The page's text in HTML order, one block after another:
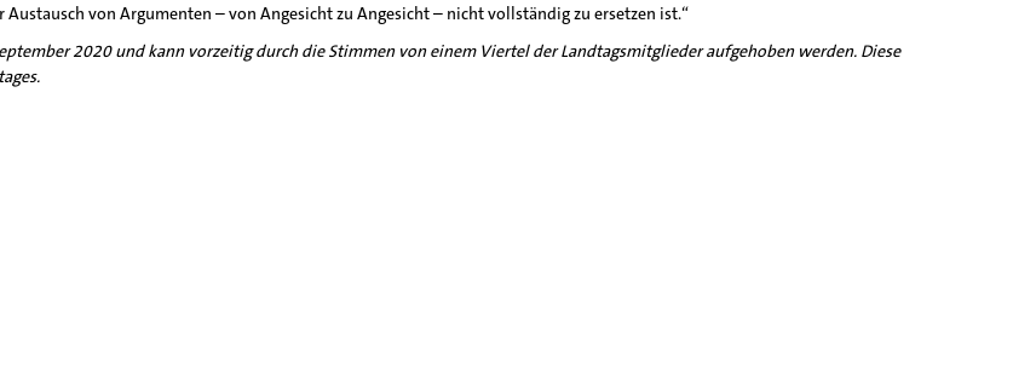
von Argumenten – von Angesicht zu Angesicht – nicht vollständig zu ersetzen ist.“
2020 und kann vorzeitig durch die Stimmen von einem Viertel der Landtagsmitglieder aufgehoben werden. Diese